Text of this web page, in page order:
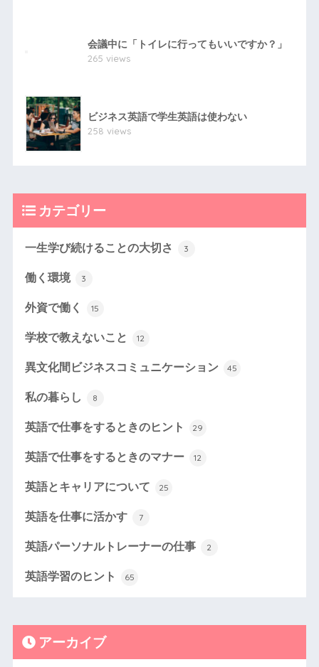
会議中に「トイレに行ってもいいですか？」
265 views
ビジネス英語で学生英語は使わない
258 views
カテゴリー
一生学び続けることの大切さ 3
働く環境 3
外資で働く 15
学校で教えないこと 12
異文化間ビジネスコミュニケーション 45
私の暮らし 8
英語で仕事をするときのヒント 29
英語で仕事をするときのマナー 12
英語とキャリアについて 25
英語を仕事に活かす 7
英語パーソナルトレーナーの仕事 2
英語学習のヒント 65
アーカイブ